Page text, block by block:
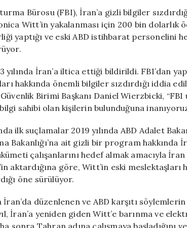
Bürosu (FBI), İran’a gizli bilgiler
Witt’in yakalanması için 200 bin
yaptığı ve eski ABD istihbarat personelini
yılında İran’a iltica ettiği bildirildi. FBI’dan
hakkında önemli bilgiler sızdırdığı iddia
Birimi Başkanı Daniel Wierzbicki,
sahibi olan kişilerin bulunduğuna
ilk suçlamalar 2019 yılında ABD Adalet
Bakanlığı’na ait gizli bir program hakkında
çalışanlarını hedef almak amacıyla
aktardığına göre, Witt’in eski
öne sürülüyor.
İran’da düzenlenen ve ABD karşıtı
İran’a yeniden giden Witt’e barınma ve
sonra Tahran adına çalışmaya başladığını